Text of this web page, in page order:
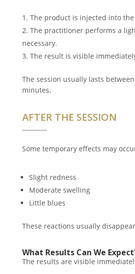
The product is injected into
The practitioner performs a
necessary.
The result is visible
The session usually lasts
minutes.
AFTER THE SESSION
Some temporary effects may
Slight redness
Moderate swelling
Little blues
These reactions usually
What Results Can We
The results are visible